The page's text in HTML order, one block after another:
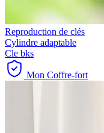
Reproduction de clés
Cylindre adaptable
Cle bks
Mon Coffre-fort